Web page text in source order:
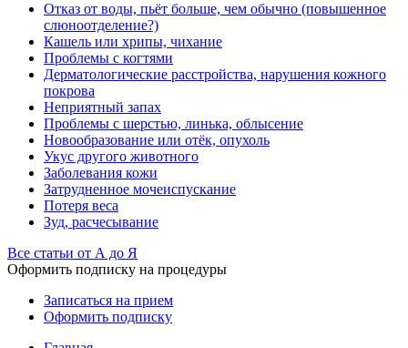
Отказ от воды, пьёт больше, чем обычно (повышенное
слюноотделение?)
Кашель или хрипы, чихание
Проблемы с когтями
Дерматологические расстройства, нарушения кожного
покрова
Неприятный запах
Проблемы с шерстью, линька, облысение
Новообразование или отёк, опухоль
Укус другого животного
Заболевания кожи
Затрудненное мочеиспускание
Потеря веса
Зуд, расчесывание
Все статьи от А до Я
Оформить подписку на процедуры
Записаться на прием
Оформить подписку